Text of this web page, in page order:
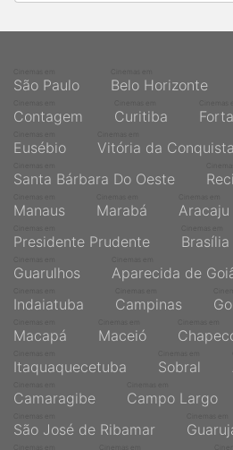
São Paulo Belo Horizonte
Contagem Curitiba
Eusébio Vitória da Conquista
Santa Bárbara Do Oeste
Manaus Marabá Aracaju
Presidente Prudente Brasília
Guarulhos Aparecida de
Indaiatuba Campinas
Macapá Maceió
Itaquaquecetuba Sobral
Camaragibe Campo Largo
São José de Ribamar